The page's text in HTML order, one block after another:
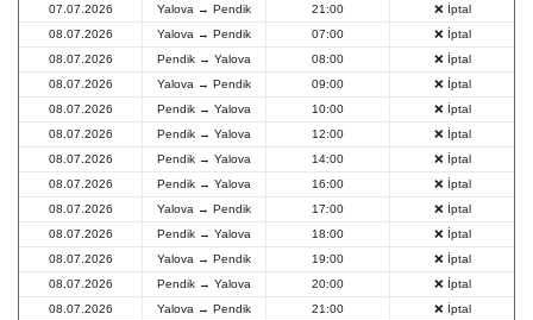
07.07.2026
Yalova → Pendik 21:00
❌ İptal
08.07.2026
Yalova → Pendik 07:00
❌ İptal
08.07.2026
Pendik → Yalova 08:00
❌ İptal
08.07.2026
Yalova → Pendik 09:00
❌ İptal
08.07.2026
Pendik → Yalova 10:00
❌ İptal
08.07.2026
Pendik → Yalova 12:00
❌ İptal
08.07.2026
Pendik → Yalova 14:00
❌ İptal
08.07.2026
Pendik → Yalova 16:00
❌ İptal
08.07.2026
Yalova → Pendik 17:00
❌ İptal
08.07.2026
Pendik → Yalova 18:00
❌ İptal
08.07.2026
Yalova → Pendik 19:00
❌ İptal
08.07.2026
Pendik → Yalova 20:00
❌ İptal
08.07.2026
Yalova → Pendik 21:00
❌ İptal